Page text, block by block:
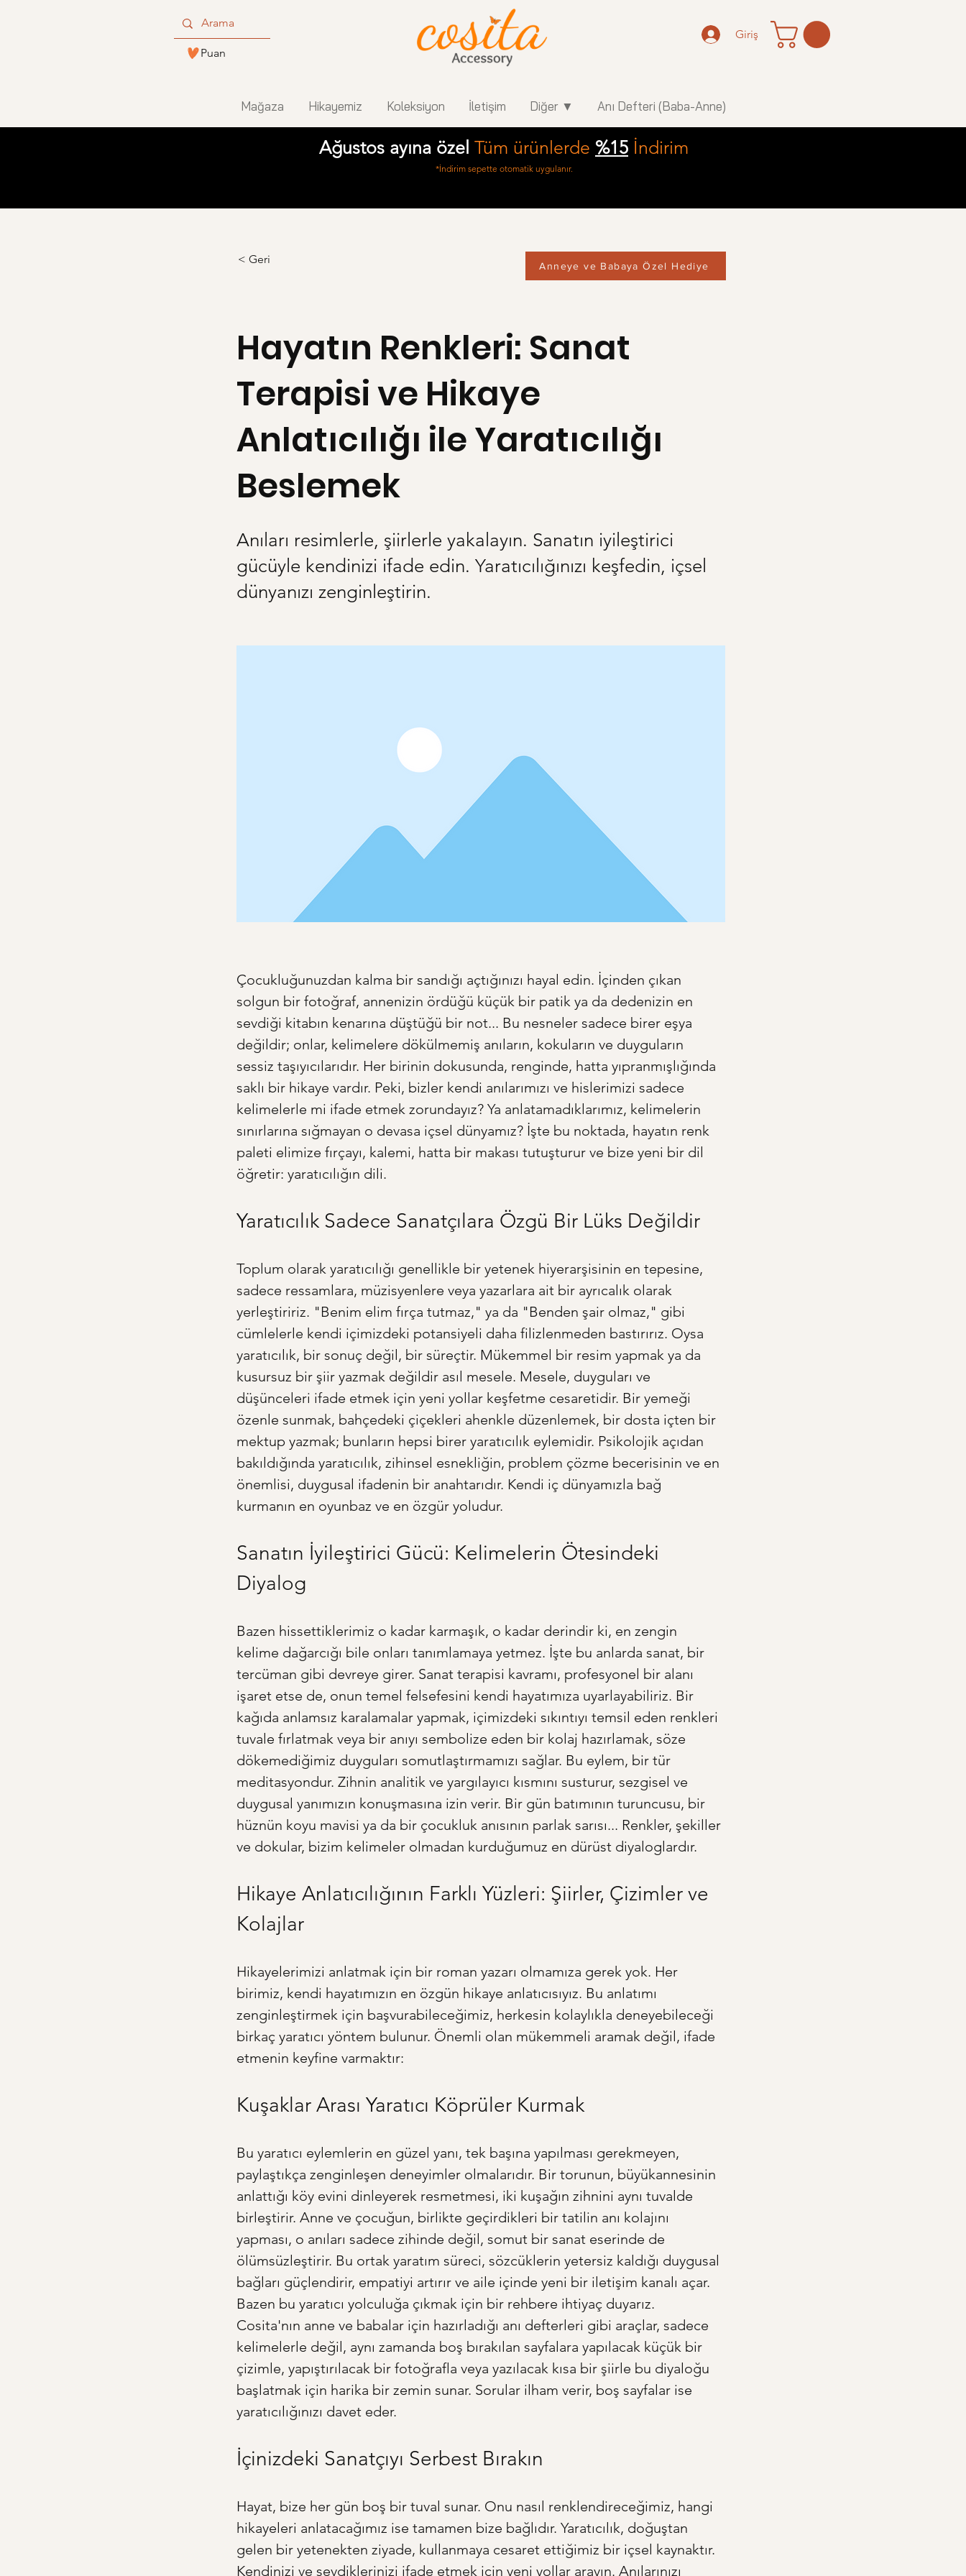
Puan
Giriş
Mağaza Hikayemiz Koleksiyon İletişim Diğer ▼ Anı Defteri (Baba-Anne)
Ağustos ayına özel Tüm ürünlerde %15 İndirim
*İndirim sepette otomatik uygulanır.
< Geri Anneye ve Babaya Özel Hediye
Hayatın Renkleri: Sanat
Terapisi ve Hikaye
Anlatıcılığı ile Yaratıcılığı
Beslemek
Anıları resimlerle, şiirlerle yakalayın. Sanatın iyileştirici
gücüyle kendinizi ifade edin. Yaratıcılığınızı keşfedin, içsel
dünyanızı zenginleştirin.
Çocukluğunuzdan kalma bir sandığı açtığınızı hayal edin. İçinden çıkan
solgun bir fotoğraf, annenizin ördüğü küçük bir patik ya da dedenizin en
sevdiği kitabın kenarına düştüğü bir not... Bu nesneler sadece birer eşya
değildir; onlar, kelimelere dökülmemiş anıların, kokuların ve duyguların
sessiz taşıyıcılarıdır. Her birinin dokusunda, renginde, hatta yıpranmışlığında
saklı bir hikaye vardır. Peki, bizler kendi anılarımızı ve hislerimizi sadece
kelimelerle mi ifade etmek zorundayız? Ya anlatamadıklarımız, kelimelerin
sınırlarına sığmayan o devasa içsel dünyamız? İşte bu noktada, hayatın renk
paleti elimize fırçayı, kalemi, hatta bir makası tutuşturur ve bize yeni bir dil
öğretir: yaratıcılığın dili.
Yaratıcılık Sadece Sanatçılara Özgü Bir Lüks Değildir
Toplum olarak yaratıcılığı genellikle bir yetenek hiyerarşisinin en tepesine,
sadece ressamlara, müzisyenlere veya yazarlara ait bir ayrıcalık olarak
yerleştiririz. "Benim elim fırça tutmaz," ya da "Benden şair olmaz," gibi
cümlelerle kendi içimizdeki potansiyeli daha filizlenmeden bastırırız. Oysa
yaratıcılık, bir sonuç değil, bir süreçtir. Mükemmel bir resim yapmak ya da
kusursuz bir şiir yazmak değildir asıl mesele. Mesele, duyguları ve
düşünceleri ifade etmek için yeni yollar keşfetme cesaretidir. Bir yemeği
özenle sunmak, bahçedeki çiçekleri ahenkle düzenlemek, bir dosta içten bir
mektup yazmak; bunların hepsi birer yaratıcılık eylemidir. Psikolojik açıdan
bakıldığında yaratıcılık, zihinsel esnekliğin, problem çözme becerisinin ve en
önemlisi, duygusal ifadenin bir anahtarıdır. Kendi iç dünyamızla bağ
kurmanın en oyunbaz ve en özgür yoludur.
Sanatın İyileştirici Gücü: Kelimelerin Ötesindeki
Diyalog
Bazen hissettiklerimiz o kadar karmaşık, o kadar derindir ki, en zengin
kelime dağarcığı bile onları tanımlamaya yetmez. İşte bu anlarda sanat, bir
tercüman gibi devreye girer. Sanat terapisi kavramı, profesyonel bir alanı
işaret etse de, onun temel felsefesini kendi hayatımıza uyarlayabiliriz. Bir
kağıda anlamsız karalamalar yapmak, içimizdeki sıkıntıyı temsil eden renkleri
tuvale fırlatmak veya bir anıyı sembolize eden bir kolaj hazırlamak, söze
dökemediğimiz duyguları somutlaştırmamızı sağlar. Bu eylem, bir tür
meditasyondur. Zihnin analitik ve yargılayıcı kısmını susturur, sezgisel ve
duygusal yanımızın konuşmasına izin verir. Bir gün batımının turuncusu, bir
hüznün koyu mavisi ya da bir çocukluk anısının parlak sarısı... Renkler, şekiller
ve dokular, bizim kelimeler olmadan kurduğumuz en dürüst diyaloglardır.
Hikaye Anlatıcılığının Farklı Yüzleri: Şiirler, Çizimler ve
Kolajlar
Hikayelerimizi anlatmak için bir roman yazarı olmamıza gerek yok. Her
birimiz, kendi hayatımızın en özgün hikaye anlatıcısıyız. Bu anlatımı
zenginleştirmek için başvurabileceğimiz, herkesin kolaylıkla deneyebileceği
birkaç yaratıcı yöntem bulunur. Önemli olan mükemmeli aramak değil, ifade
etmenin keyfine varmaktır:
Kuşaklar Arası Yaratıcı Köprüler Kurmak
Bu yaratıcı eylemlerin en güzel yanı, tek başına yapılması gerekmeyen,
paylaştıkça zenginleşen deneyimler olmalarıdır. Bir torunun, büyükannesinin
anlattığı köy evini dinleyerek resmetmesi, iki kuşağın zihnini aynı tuvalde
birleştirir. Anne ve çocuğun, birlikte geçirdikleri bir tatilin anı kolajını
yapması, o anıları sadece zihinde değil, somut bir sanat eserinde de
ölümsüzleştirir. Bu ortak yaratım süreci, sözcüklerin yetersiz kaldığı duygusal
bağları güçlendirir, empatiyi artırır ve aile içinde yeni bir iletişim kanalı açar.
Bazen bu yaratıcı yolculuğa çıkmak için bir rehbere ihtiyaç duyarız.
Cosita'nın anne ve babalar için hazırladığı anı defterleri gibi araçlar, sadece
kelimelerle değil, aynı zamanda boş bırakılan sayfalara yapılacak küçük bir
çizimle, yapıştırılacak bir fotoğrafla veya yazılacak kısa bir şiirle bu diyaloğu
başlatmak için harika bir zemin sunar. Sorular ilham verir, boş sayfalar ise
yaratıcılığınızı davet eder.
İçinizdeki Sanatçıyı Serbest Bırakın
Hayat, bize her gün boş bir tuval sunar. Onu nasıl renklendireceğimiz, hangi
hikayeleri anlatacağımız ise tamamen bize bağlıdır. Yaratıcılık, doğuştan
gelen bir yetenekten ziyade, kullanmaya cesaret ettiğimiz bir içsel kaynaktır.
Kendinizi ve sevdiklerinizi ifade etmek için yeni yollar arayın. Anılarınızı